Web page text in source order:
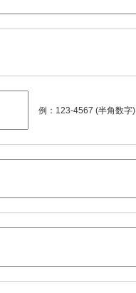
例：123-4567 (半角数字)